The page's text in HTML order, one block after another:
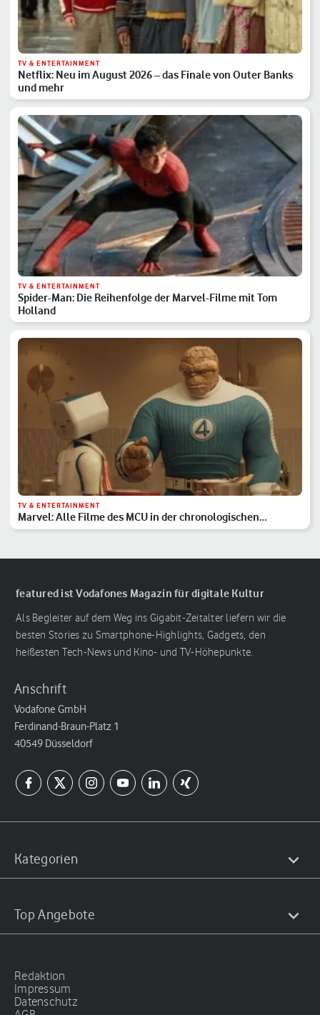
TV & ENTERTAINMENT
Netflix: Neu im August 2026 – das Finale von Outer Banks
und mehr
TV & ENTERTAINMENT
Spider-Man: Die Reihenfolge der Marvel-Filme mit Tom
Holland
TV & ENTERTAINMENT
Marvel: Alle Filme des MCU in der chronologischen
Reihenfolge
featured ist Vodafones Magazin für digitale Kultur
Als Begleiter auf dem Weg ins Gigabit-Zeitalter liefern wir die
besten Stories zu Smartphone-Highlights, Gadgets, den
heißesten Tech-News und Kino- und TV-Höhepunkte.
Anschrift
Vodafone GmbH
Ferdinand-Braun-Platz 1
40549 Düsseldorf
Kategorien
Top Angebote
Redaktion
Impressum
Datenschutz